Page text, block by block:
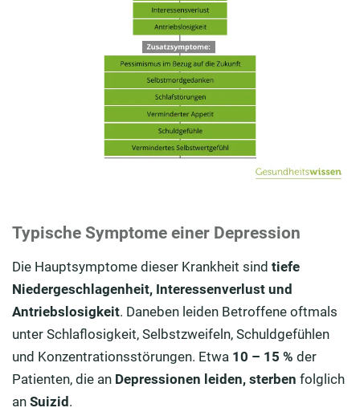
Typische Symptome einer Depression
Die Hauptsymptome dieser Krankheit sind tiefe
Niedergeschlagenheit, Interessenverlust und
Antriebslosigkeit. Daneben leiden Betroffene oftmals
unter Schlaflosigkeit, Selbstzweifeln, Schuldgefühlen
und Konzentrationsstörungen. Etwa 10 – 15 % der
Patienten, die an Depressionen leiden, sterben folglich
an Suizid.